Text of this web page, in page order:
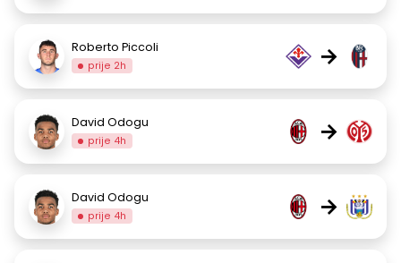
Roberto Piccoli
prije 2h →
David Odogu
prije 4h →
David Odogu
prije 4h →